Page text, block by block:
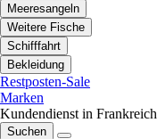
Meeresangeln
Weitere Fische
Schifffahrt
Bekleidung
Restposten-Sale
Marken
Kundendienst in Frankreich
Suchen